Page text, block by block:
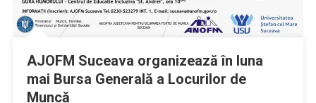
AJOFM Suceava organizează în luna
mai Bursa Generală a Locurilor de
Muncă